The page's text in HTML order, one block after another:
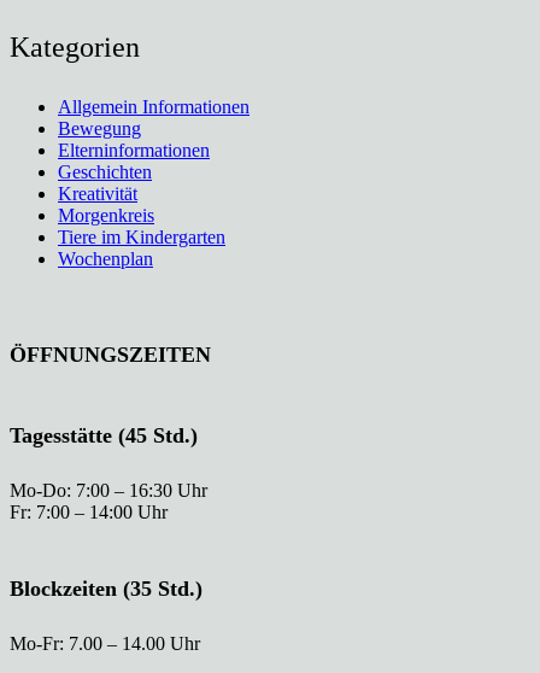
Kategorien
Allgemein Informationen
Bewegung
Elterninformationen
Geschichten
Kreativität
Morgenkreis
Tiere im Kindergarten
Wochenplan
ÖFFNUNGSZEITEN
Tagesstätte (45 Std.)
Mo-Do: 7:00 – 16:30 Uhr
Fr: 7:00 – 14:00 Uhr
Blockzeiten (35 Std.)
Mo-Fr: 7.00 – 14.00 Uhr